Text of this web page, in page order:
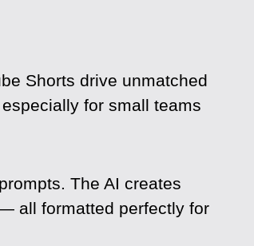
Shorts drive unmatched
for small teams
The AI creates
all formatted perfectly for